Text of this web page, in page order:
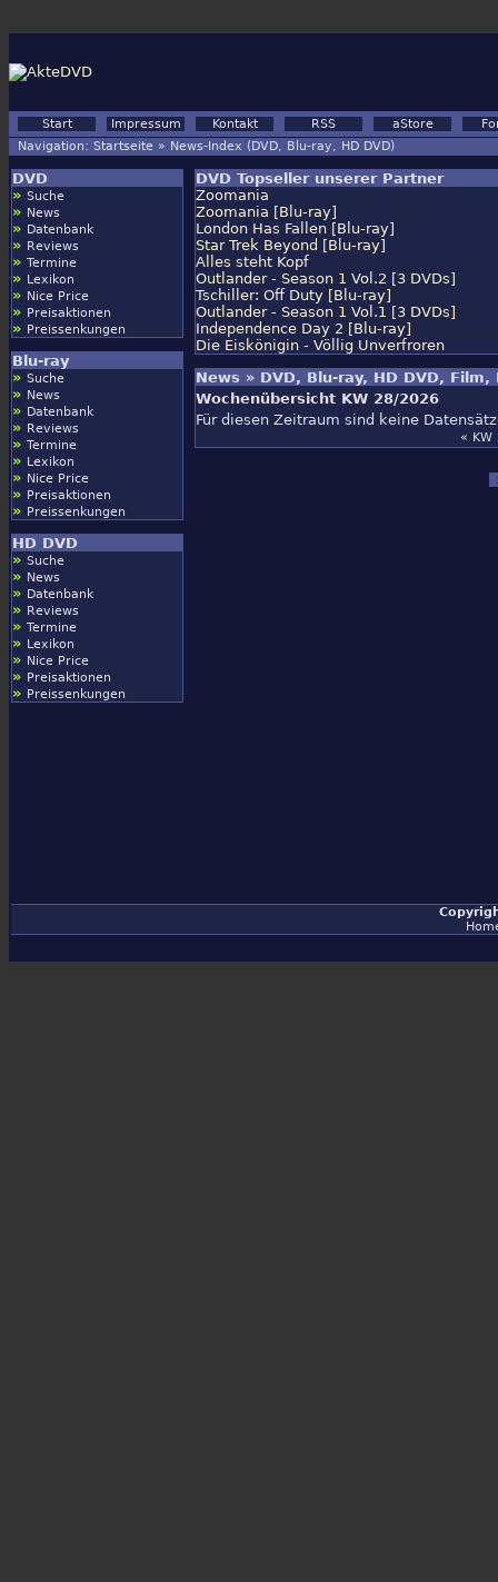
Start Impressum Kontakt RSS aStore
Navigation: Startseite » News-Index (DVD, Blu-ray, HD DVD)
DVD
» Suche
» News
» Datenbank
» Reviews
» Termine
» Lexikon
» Nice Price
» Preisaktionen
» Preissenkungen
Blu-ray
» Suche
» News
» Datenbank
» Reviews
» Termine
» Lexikon
» Nice Price
» Preisaktionen
» Preissenkungen
HD DVD
» Suche
» News
» Datenbank
» Reviews
» Termine
» Lexikon
» Nice Price
» Preisaktionen
» Preissenkungen
DVD Topseller unserer Partner
Zoomania
Zoomania [Blu-ray]
London Has Fallen [Blu-ray]
Star Trek Beyond [Blu-ray]
Alles steht Kopf
Outlander - Season 1 Vol.2 [3 DVDs]
Tschiller: Off Duty [Blu-ray]
Outlander - Season 1 Vol.1 [3 DVDs]
Independence Day 2 [Blu-ray]
Die Eiskönigin - Völlig Unverfroren
News » DVD, Blu-ray, HD DVD, Film,
Wochenübersicht KW 28/2026
Für diesen Zeitraum sind keine
« KW